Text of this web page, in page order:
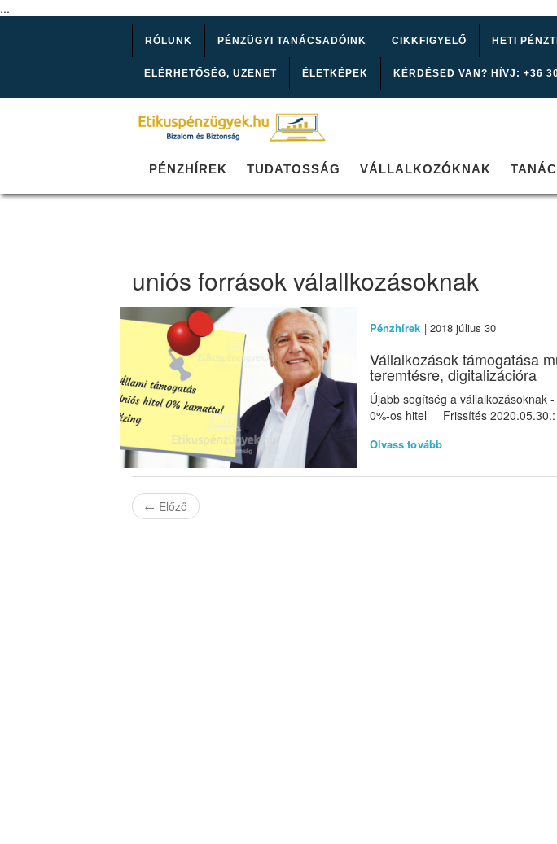
...
RÓLUNK PÉNZÜGYI TANÁCSADÓINK CIKKFIGYELŐ HETI
ELÉRHETŐSÉG, ÜZENET ÉLETKÉPEK KÉRDÉSED VAN? HÍVJ: +36
PÉNZHÍREK TUDATOSSÁG VÁLLALKOZÓKNAK
uniós források válallkozásoknak
Pénzhírek | 2018 július 30
Vállalkozások támogatása
teremtésre, digitalizációra
Újabb segítség a vállalkozásoknak
0%-os hitel Frissítés 2020.05.30.:
Olvass tovább
← Előző